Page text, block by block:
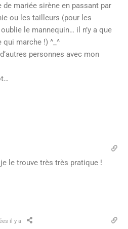
de mariée sirène en passant par
ou les tailleurs (pour les
le mannequin… il n’y a que
qui marche !) ^_^
personnes avec mon
le trouve très très pratique !
il y a